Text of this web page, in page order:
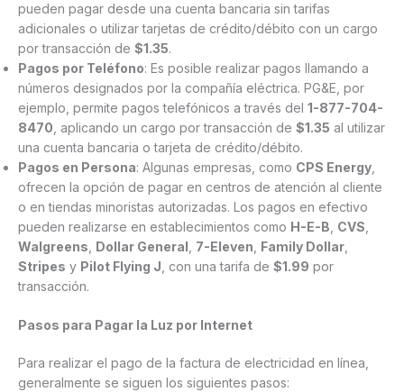
pueden pagar desde una cuenta bancaria sin tarifas
adicionales o utilizar tarjetas de crédito/débito con un cargo
por transacción de $1.35.
Pagos por Teléfono: Es posible realizar pagos llamando a
números designados por la compañía eléctrica. PG&E, por
ejemplo, permite pagos telefónicos a través del 1-877-704-
8470 , aplicando un cargo por transacción de $1.35 al utilizar
una cuenta bancaria o tarjeta de crédito/débito.
Pagos en Persona: Algunas empresas, como CPS Energy
ofrecen la opción de pagar en centros de atención al cliente
o en tiendas minoristas autorizadas. Los pagos en efectivo
pueden realizarse en establecimientos como H-E-B CVS
Walgreens Dollar General 7-Eleven Family Dollar
Stripes y Pilot Flying J , con una tarifa de $1.99 por
transacción.
Pasos para Pagar la Luz por Internet
Para realizar el pago de la factura de electricidad en línea,
generalmente se siguen los siguientes pasos: